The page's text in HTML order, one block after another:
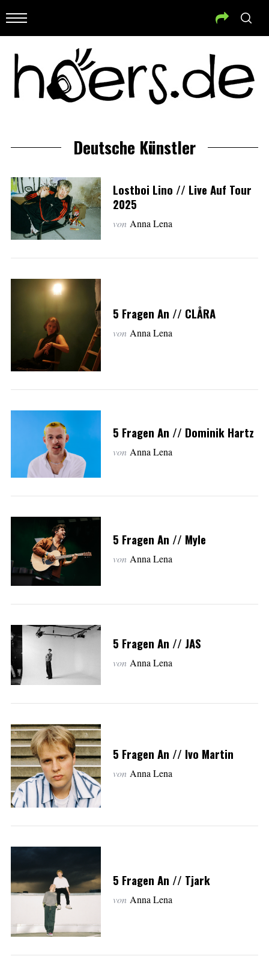
Deutsche Künstler
Lostboi Lino // Live Auf Tour
2025
von Anna Lena
5 Fragen An // CLÅRA
von Anna Lena
5 Fragen An // Dominik Hartz
von Anna Lena
5 Fragen An // Myle
von Anna Lena
5 Fragen An // JAS
von Anna Lena
5 Fragen An // Ivo Martin
von Anna Lena
5 Fragen An // Tjark
von Anna Lena